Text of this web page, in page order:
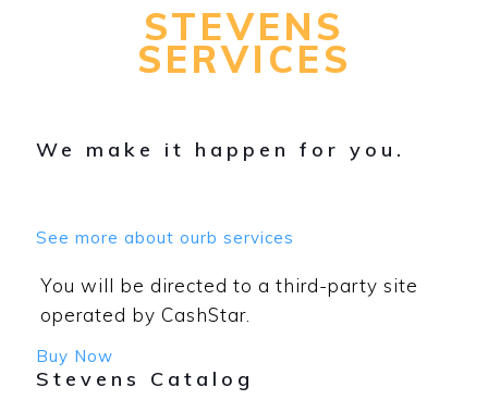
STEVENS
SERVICES
We make it happen for you.
See more about ourb services
You will be directed to a third-party site
operated by CashStar.
Buy Now
Stevens Catalog